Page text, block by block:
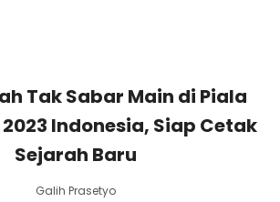
Tak Sabar Main di Piala
Indonesia, Siap Cetak
Sejarah Baru
Galih Prasetyo